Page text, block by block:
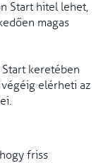
Start hitel lehet,
magas
Start keretében
elérheti az
friss